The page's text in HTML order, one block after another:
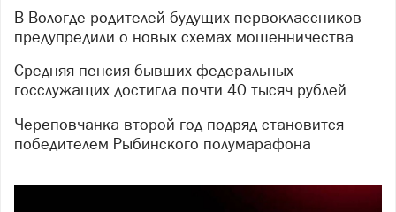
В Вологде родителей будущих первоклассников
предупредили о новых схемах мошенничества
Средняя пенсия бывших федеральных
госслужащих достигла почти 40 тысяч рублей
Череповчанка второй год подряд становится
победителем Рыбинского полумарафона